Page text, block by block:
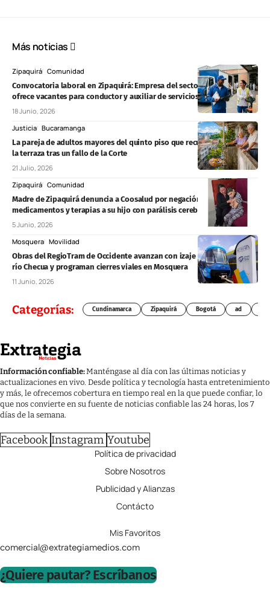
Más noticias
Zipaquirá Comunidad
Convocatoria laboral en Zipaquirá: Empresa del sector productivo
ofrece vacantes para conductor y auxiliar de servicios generales
18 Junio, 2026
Justicia Bucaramanga
La pareja de adultos mayores del quinto piso que recuperó su acceso a
la terraza tras un fallo de la Corte
21 Julio, 2026
Zipaquirá Comunidad
Madre de Zipaquirá denuncia a Coosalud por negación de
medicamentos y terapias a su hijo con parálisis cerebral
5 Junio, 2026
Mosquera Movilidad
Obras del RegioTram de Occidente avanzan con izaje de vigas sobre el
río Checua y programan cierres viales en Mosquera
11 Junio, 2026
Categorías: Cundinamarca Zipaquirá Bogotá ad
Información confiable:Manténgase al día con las últimas noticias y
actualizaciones en vivo. Desde política y tecnología hasta entretenimiento
y más, le ofrecemos cobertura en tiempo real en la que puede confiar, lo
que nos convierte en su fuente de noticias confiable las 24 horas, los 7
días de la semana.
Facebook Instagram Youtube
Política de privacidad
Sobre Nosotros
Publicidad y Alianzas
Contácto
Mis Favoritos
comercial@extrategiamedios.com
¿Quiere pautar? Escríbanos